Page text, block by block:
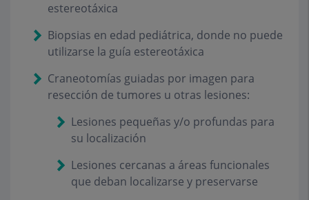
estereotáxica
Biopsias en edad pediátrica, donde no puede
utilizarse la guía estereotáxica
Craneotomías guiadas por imagen para
resección de tumores u otras lesiones:
Lesiones pequeñas y/o profundas para
su localización
Lesiones cercanas a áreas funcionales
que deban localizarse y preservarse